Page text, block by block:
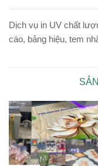
Dịch vụ in UV chất
cáo, bảng hiệu, tem